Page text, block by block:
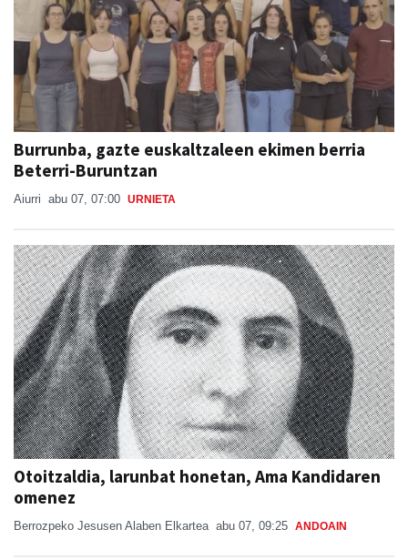
Burrunba, gazte euskaltzaleen ekimen berria
Beterri-Buruntzan
Aiurri abu 07, 07:00 URNIETA
Otoitzaldia, larunbat honetan, Ama Kandidaren
omenez
Berrozpeko Jesusen Alaben Elkartea abu 07, 09:25 ANDOAIN